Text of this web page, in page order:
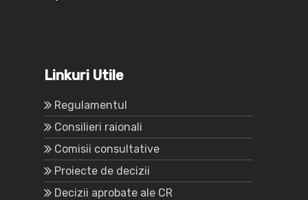
Linkuri Utile
Regulamentul
Consilieri raionali
Comisii consultative
Proiecte de decizii
Decizii aprobate ale CR